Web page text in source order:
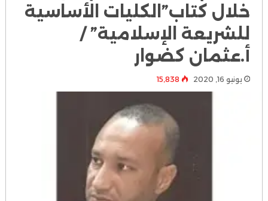
خلال كتاب”الكليات الأساسية
للشريعة الإسلامية” /
أ.عثمان كضوار
يونيو 16, 2020 15٬838